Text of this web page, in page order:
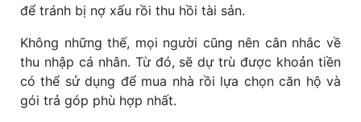
để tránh bị nợ xấu rồi thu hồi tài sản.
Không những thế, mọi người cũng nên cân nhắc về
thu nhập cá nhân. Từ đó, sẽ dự trù được khoản tiền
có thể sử dụng để mua nhà rồi lựa chọn căn hộ và
gói trả góp phù hợp nhất.